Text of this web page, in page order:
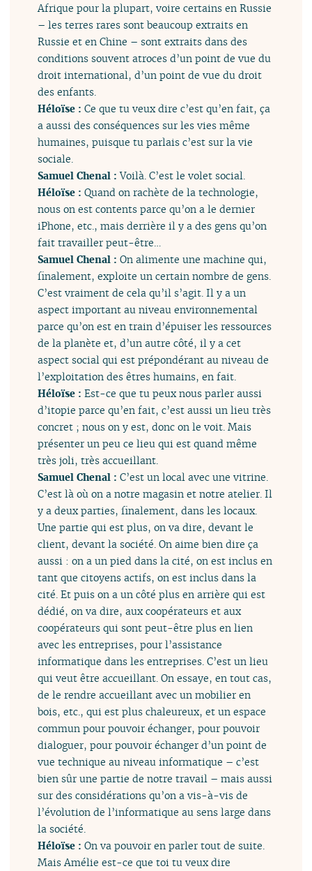
Afrique pour la plupart, voire certains en Russie
– les terres rares sont beaucoup extraits en
Russie et en Chine – sont extraits dans des
conditions souvent atroces d’un point de vue du
droit international, d’un point de vue du droit
des enfants.
Héloïse :Ce que tu veux dire c’est qu’en fait, ça
a aussi des conséquences sur les vies même
humaines, puisque tu parlais c’est sur la vie
sociale.
Samuel Chenal :Voilà. C’est le volet social.
Héloïse :Quand on rachète de la technologie,
nous on est contents parce qu’on a le dernier
iPhone, etc., mais derrière il y a des gens qu’on
fait travailler peut-être…
Samuel Chenal :On alimente une machine qui,
finalement, exploite un certain nombre de gens.
C’est vraiment de cela qu’il s’agit. Il y a un
aspect important au niveau environnemental
parce qu’on est en train d’épuiser les ressources
de la planète et, d’un autre côté, il y a cet
aspect social qui est prépondérant au niveau de
l’exploitation des êtres humains, en fait.
Héloïse :Est-ce que tu peux nous parler aussi
d’itopie parce qu’en fait, c’est aussi un lieu très
concret ; nous on y est, donc on le voit. Mais
présenter un peu ce lieu qui est quand même
très joli, très accueillant.
Samuel Chenal :C’est un local avec une vitrine.
C’est là où on a notre magasin et notre atelier. Il
y a deux parties, finalement, dans les locaux.
Une partie qui est plus, on va dire, devant le
client, devant la société. On aime bien dire ça
aussi : on a un pied dans la cité, on est inclus en
tant que citoyens actifs, on est inclus dans la
cité. Et puis on a un côté plus en arrière qui est
dédié, on va dire, aux coopérateurs et aux
coopérateurs qui sont peut-être plus en lien
avec les entreprises, pour l’assistance
informatique dans les entreprises. C’est un lieu
qui veut être accueillant. On essaye, en tout cas,
de le rendre accueillant avec un mobilier en
bois, etc., qui est plus chaleureux, et un espace
commun pour pouvoir échanger, pour pouvoir
dialoguer, pour pouvoir échanger d’un point de
vue technique au niveau informatique – c’est
bien sûr une partie de notre travail – mais aussi
sur des considérations qu’on a vis-à-vis de
l’évolution de l’informatique au sens large dans
la société.
Héloïse :On va pouvoir en parler tout de suite.
Mais Amélie est-ce que toi tu veux dire